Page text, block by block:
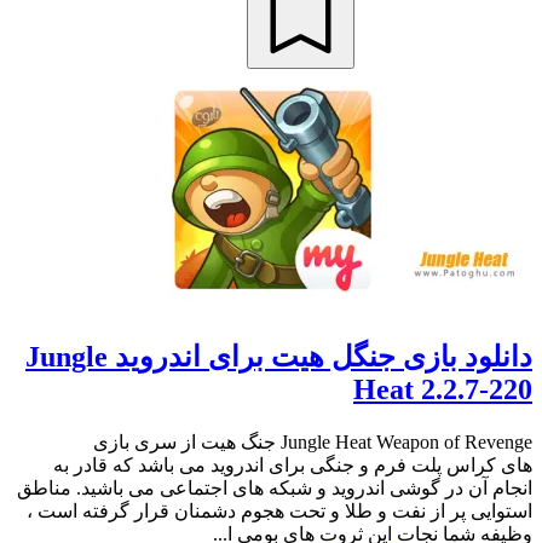
دانلود بازی جنگل هیت برای اندروید Jungle
Heat 2.2.7-220
Jungle Heat Weapon of Revenge جنگ هیت از سری بازی
های کراس پلت فرم و جنگی برای اندروید می باشد که قادر به
انجام آن در گوشی اندروید و شبکه های اجتماعی می باشید. مناطق
استوایی پر از نفت و طلا و تحت هجوم دشمنان قرار گرفته است ،
وظیفه شما نجات این ثروت های بومی ا...